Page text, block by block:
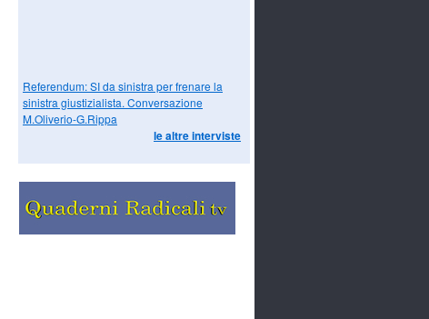
Referendum: SI da sinistra per frenare la
sinistra giustizialista. Conversazione
M.Oliverio-G.Rippa
le altre interviste